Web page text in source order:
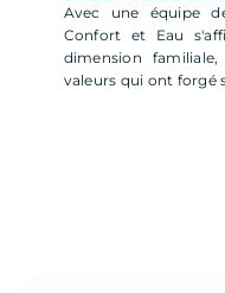
Avec une équipe
Confort et Eau
dimension
valeurs qui ont forgé